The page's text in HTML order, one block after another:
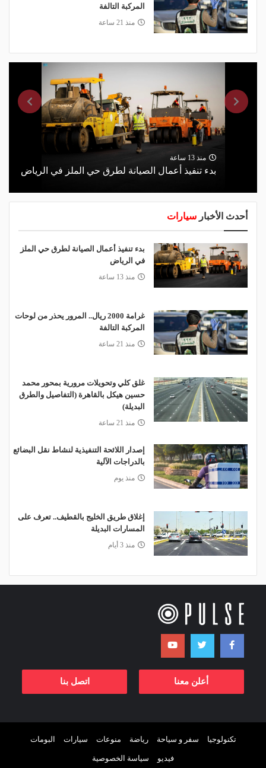
المركبة التالفة
منذ 21 ساعة
منذ 13 ساعة
بدء تنفيذ أعمال الصيانة لطرق حي الملز في الرياض
أحدث الأخبار سيارات
بدء تنفيذ أعمال الصيانة لطرق حي الملز
في الرياض
منذ 13 ساعة
غرامة 2000 ريال.. المرور يحذر من لوحات
المركبة التالفة
منذ 21 ساعة
غلق كلي وتحويلات مرورية بمحور محمد
حسين هيكل بالقاهرة (التفاصيل والطرق
البديلة)
منذ 21 ساعة
إصدار اللائحة التنفيذية لنشاط نقل البضائع
بالدراجات الآلية
منذ يوم
إغلاق طريق الخليج بالقطيف.. تعرف على
المسارات البديلة
منذ 3 أيام
أعلن معنا اتصل بنا
تكنولوجيا سفر و سياحة رياضة منوعات سيارات البومات
فيديو سياسة الخصوصية